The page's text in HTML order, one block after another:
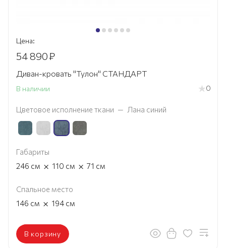
Цена:
54 890₽
Диван-кровать "Тулон" СТАНДАРТ
В наличии 0
Цветовое исполнение ткани — Лана синий
Габариты
246 см × 110 см × 71 см
Спальное место
146 см × 194 см
В корзину